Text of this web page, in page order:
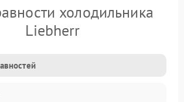
холодильника
Liebherr